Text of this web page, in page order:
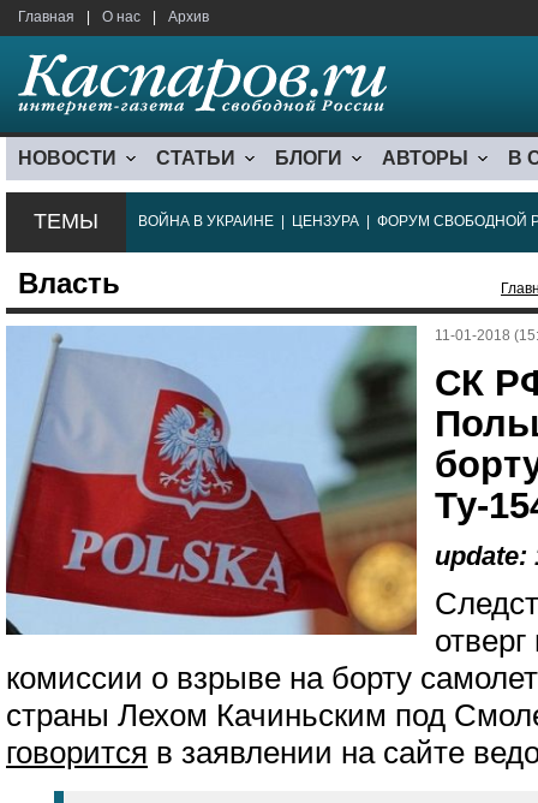
Главная О нас Архив
НОВОСТИ СТАТЬИ БЛОГИ АВТОРЫ В
ТЕМЫ ВОЙНА В УКРАИНЕ ЦЕНЗУРА ФОРУМ СВОБОДНОЙ
Власть
11-01-2018
СК
Ту-
update:
комиссии о взрыве на борту
страны Лехом Качиньским под
говорится в заявлении на сайте